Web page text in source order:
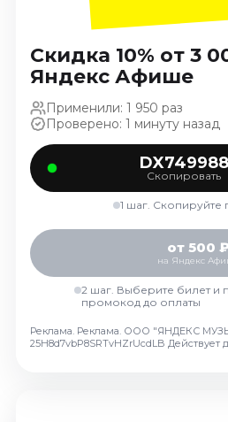
Октябрь 2026
Декабрь 2026
Август 2026
Сентябрь 2026
Декабрь 2026
Август 2026
Сентябрь 2026
Октябрь 2026
Ноябрь 2026
Декабрь 2026
Январь 2027
Скидка 10% от 3
Яндекс Афише
Применили: 1 950 раз
Проверено: 1 минуту назад
DX749988
Скопировать
1 шаг.
от 500 ₽
на Яндекс
2 шаг. Выберите билет и
промокод до оплаты
Реклама. Реклама. ООО "ЯНДЕКС
25H8d7vbP8SRTvHZrUcdLB Действует